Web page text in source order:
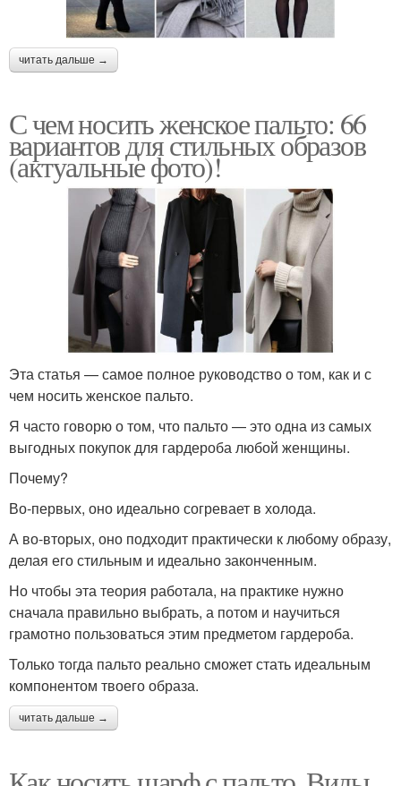
читать дальше →
С чем носить женское пальто: 66
вариантов для стильных образов
(актуальные фото)!
Эта статья — самое полное руководство о том, как и с
чем носить женское пальто.
Я часто говорю о том, что пальто — это одна из самых
выгодных покупок для гардероба любой женщины.
Почему?
Во-первых, оно идеально согревает в холода.
А во-вторых, оно подходит практически к любому образу,
делая его стильным и идеально законченным.
Но чтобы эта теория работала, на практике нужно
сначала правильно выбрать, а потом и научиться
грамотно пользоваться этим предметом гардероба.
Только тогда пальто реально сможет стать идеальным
компонентом твоего образа.
читать дальше →